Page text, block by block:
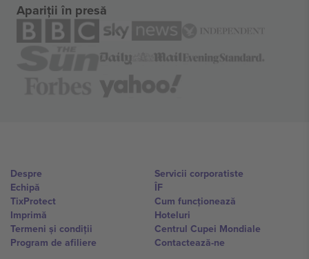
Apariții în presă
Despre
Echipă
TixProtect
Imprimă
Termeni și condiții
Program de afiliere
Servicii corporatiste
ÎF
Cum funcționează
Hoteluri
Centrul Cupei Mondiale
Contactează-ne